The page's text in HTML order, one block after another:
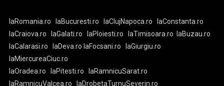
laRomania.ro laBucuresti.ro laClujNapoca.ro
laConstanta.ro
laCraiova.ro
laGalati.ro laPloiesti.ro laTimisoara.ro
laBuzau.ro
laCalarasi.ro
laDeva.ro laFocsani.ro
laGiurgiu.ro
laMiercureaCiuc.ro
laOradea.ro
laPitesti.ro
laRamnicuSarat.ro
laRamnicuValcea.ro
laDrobetaTurnuSeverin.ro